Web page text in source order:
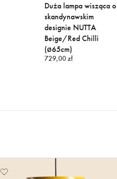
Duża lampa wisząca o
skandynawskim
designie NUTTA
Beige/Red Chilli
(ø65cm)
729,00 zł